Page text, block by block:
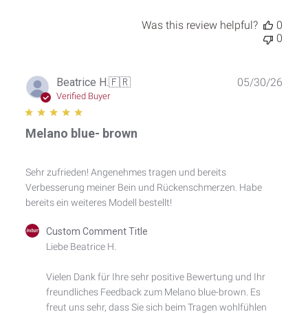
Was this review helpful?
0
0
Beatrice H. 🇫🇷
Verified Buyer
Melano blue- brown
Sehr zufrieden! Angenehmes tragen und bereits
Verbesserung meiner Bein und Rückenschmerzen. Habe
bereits ein weiteres Modell bestellt!
Comments
Review
Custom Comment Title
Liebe Beatrice H.
Vielen Dank für Ihre sehr positive Bewertung und Ihr
freundliches Feedback zum Melano blue-brown. Es
freut uns sehr, dass Sie sich beim Tragen wohlfühlen
05/30/26